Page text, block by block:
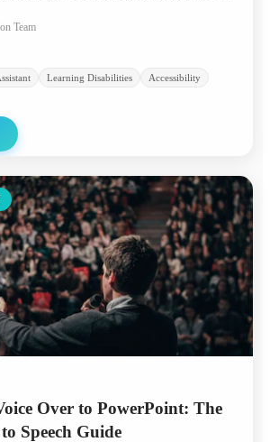
Team
Learning Disabilities
Accessibility
Over to PowerPoint: The
Speech Guide